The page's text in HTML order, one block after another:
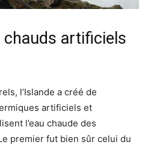
chauds artificiels
l’Islande a créé de
artificiels et
l’eau chaude des
premier fut bien sûr celui du